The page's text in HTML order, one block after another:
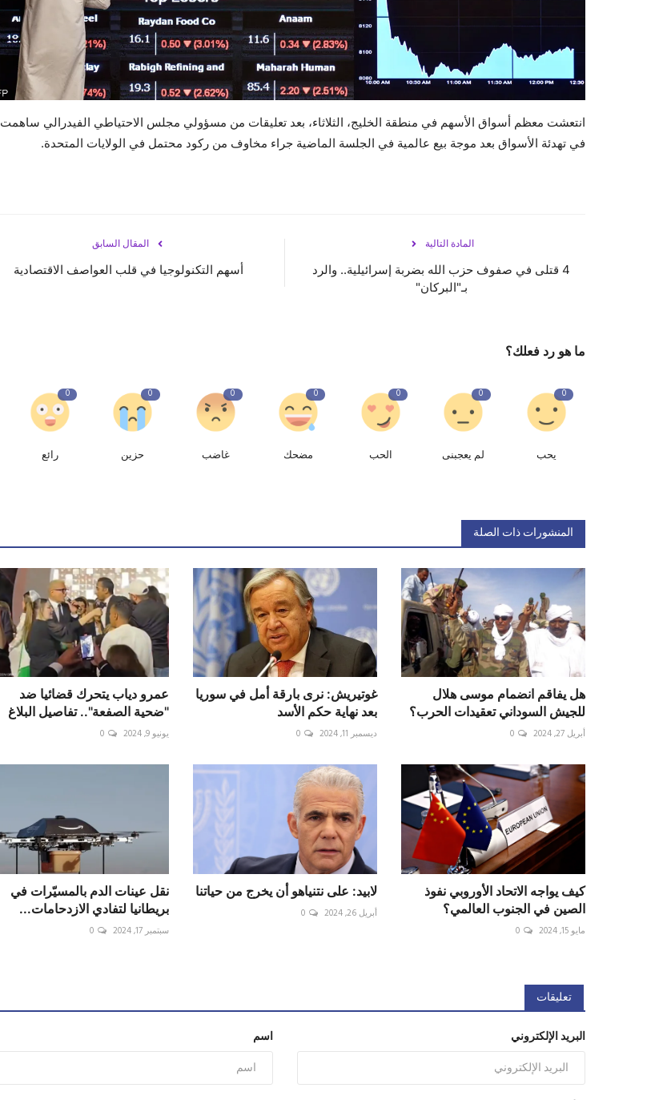
انتعشت معظم أسواق الأسهم في منطقة الخليج، الثلاثاء، بعد تعليقات من مسؤولي مجلس الاحتياطي الفيدرالي ساهمت
في تهدئة الأسواق بعد موجة بيع عالمية في الجلسة الماضية جراء مخاوف من ركود محتمل في الولايات المتحدة.
المقال السابق
أسهم التكنولوجيا في قلب العواصف الاقتصادية
المادة التالية
4 قتلى في صفوف حزب الله بضربة إسرائيلية.. والرد
بـ"البركان"
ما هو رد فعلك؟
0
يحب
0
لم يعجبنى
0
الحب
0
مضحك
0
غاضب
0
حزين
0
رائع
المنشورات ذات الصلة
هل يفاقم انضمام موسى هلال
للجيش السوداني تعقيدات الحرب؟
أبريل 27, 2024 0
غوتيريش: نرى بارقة أمل في سوريا
بعد نهاية حكم الأسد
ديسمبر 11, 2024 0
عمرو دياب يتحرك قضائيا ضد
"ضحية الصفعة".. تفاصيل البلاغ
يونيو 9, 2024 0
كيف يواجه الاتحاد الأوروبي نفوذ
الصين في الجنوب العالمي؟
مايو 15, 2024 0
لابيد: على نتنياهو أن يخرج من حياتنا
أبريل 26, 2024 0
نقل عينات الدم بالمسيّرات في
بريطانيا لتفادي الازدحامات...
سبتمبر 17, 2024 0
تعليقات
اسم البريد الإلكتروني